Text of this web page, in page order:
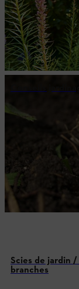
Conseils
Scies de jardin
branches